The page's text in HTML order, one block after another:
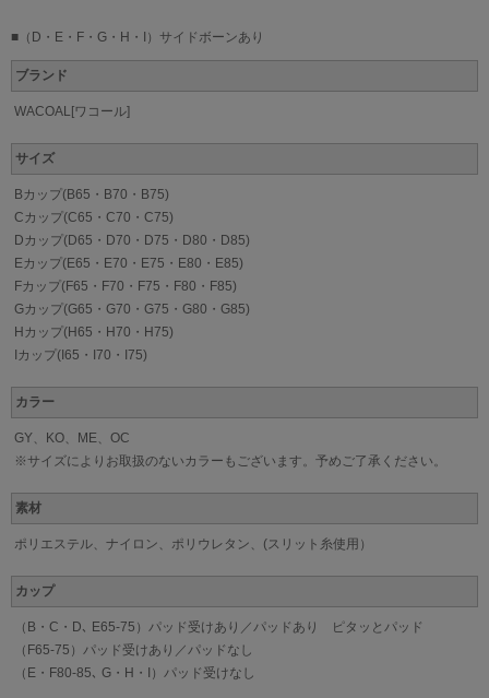
■（D・E・F・G・H・I）サイドボーンあり
ブランド
WACOAL[ワコール]
サイズ
Bカップ(B65・B70・B75)
Cカップ(C65・C70・C75)
Dカップ(D65・D70・D75・D80・D85)
Eカップ(E65・E70・E75・E80・E85)
Fカップ(F65・F70・F75・F80・F85)
Gカップ(G65・G70・G75・G80・G85)
Hカップ(H65・H70・H75)
Iカップ(I65・I70・I75)
カラー
GY、KO、ME、OC
※サイズによりお取扱のないカラーもございます。予めご了承ください。
素材
ポリエステル、ナイロン、ポリウレタン、(スリット糸使用）
カップ
（B・C・D､ E65-75）パッド受けあり／パッドあり ピタッとパッド
（F65-75）パッド受けあり／パッドなし
（E・F80-85､ G・H・I）パッド受けなし